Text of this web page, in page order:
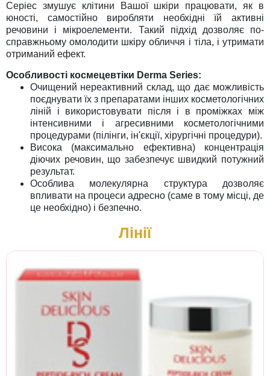
Серіес змушує клітини Вашої шкіри працювати, як в
юності, самостійно виробляти необхідні їй активні
речовини і мікроелементи. Такий підхід дозволяє по-
справжньому омолодити шкіру обличчя і тіла, і утримати
отриманий ефект.
Особливості космецевтіки Derma Series:
Очищений нереактивний склад, що дає можливість
поєднувати їх з препаратами інших косметологічних
ліній і використовувати після і в проміжках між
інтенсивними і агресивними косметологічними
процедурами (пілінги, ін'єкції, хірургічні процедури).
Висока (максимально ефективна) концентрація
діючих речовин, що забезпечує швидкий потужний
результат.
Особлива молекулярна структура дозволяє
впливати на процеси адресно (саме в тому місці, де
це необхідно) і безпечно.
Лінії